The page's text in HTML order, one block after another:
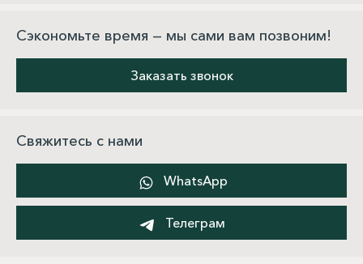
Сэкономьте время — мы сами вам позвоним!
Заказать звонок
Свяжитесь с нами
WhatsApp
Телеграм